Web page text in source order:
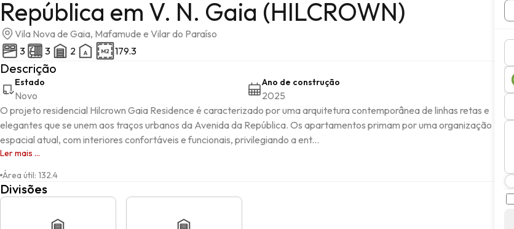
República em V. N. Gaia (HILCROWN)
Vila Nova de Gaia, Mafamude e Vilar do Paraíso
3
3 2 179.3
Descrição
Estado
Novo
Ano de construção
2025
O projeto residencial Hilcrown Gaia Residence é caracterizado por uma arquitetura contemporânea de linhas retas e
elegantes que se unem aos traços urbanos da Avenida da República. Os apartamentos primam por uma organização
espacial atual, com interiores confortáveis e funcionais, privilegiando a ent...
Ler mais ...
Área útil: 132.4
Divisões